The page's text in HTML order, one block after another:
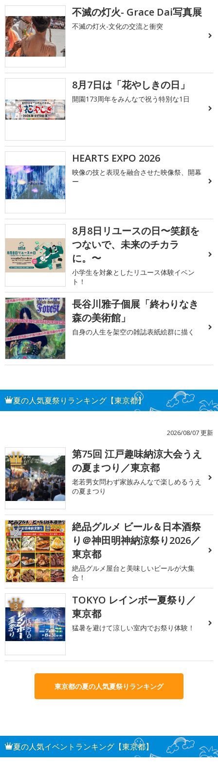
不滅の灯火- Grace Dai写真展
不滅の灯火-文化の交流と衝突
8月7日は「花やしきの日」
開園173周年をみんなで祝う特別な1日
HEARTS EXPO 2026
映像の技と表現を融合させた映像祭、開幕
ー
8月8日リユースの日〜笑顔を
つないで、未来のチカラ
に。〜
小学生を対象としたリユース体験イベン
ト！
長谷川雅子個展「終わりなき
森の美術館」
自身の人生を架空の雑誌表紙絵群に描く
夏の人気夏祭りランキング【東京都】
2026/08/07 更新
1
第75回 江戸趣味納涼大会うえ
の夏まつり／東京都
老若男女問わず家族みんなで楽しめるうえ
の夏まつり
2
絶品グルメ ビール＆日本酒祭
り＠神田明神納涼祭り2026／
東京都
絶品グルメ屋台と美味しいビールが大集
合！
3
TOKYO レインボー夏祭り／
東京都
猛暑を避けて涼しい室内でお祭り体験！
東京都の夏の人気夏祭りランキング
夏の人気イベントランキング【東京都】